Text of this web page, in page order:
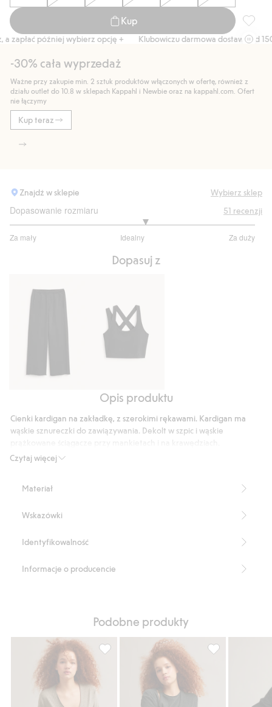
Kup
później wybierz opcję + Klubowiczu darmowa dostawa od 150 zł
-30% cała wyprzedaż
Ważne przy zakupie min. 2 sztuk produktów włączonych w ofertę, również z
działu outlet do 10.8 w sklepach Kappahl i Newbie oraz na kappahl.com. Ofert
nie łączymy
Kup teraz
Znajdź w sklepie Wybierz sklep
Dopasowanie rozmiaru
Za mały Idealny Za duży
na
głosów
51 recenzji
Dopasuj z
kroju
TopOpis produktu
Czytaj więcej
Cienki kardigan na zakładkę, z szerokimi rękawami. Kardigan ma
wąskie sznureczki do zawiązywania. Dekolt w szpic i wąskie
Szerokie rękawy
Długość: 56 cm w rozmiarze S
Produkt zawiera 35% certyfikowanego moheru.
Materiał
Wskazówki
Identyfikowalność
Informacje o producencie
Podobne produkty
Prążkowany kardigan na zakładkę,